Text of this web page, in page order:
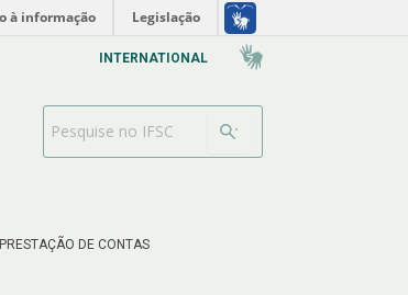
à informação Legislação
DE CONTAS
INTERNATIONAL
Barra de busca